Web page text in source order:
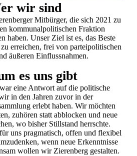
wir sind
Mitbürger, die sich 2021 zu
kommunalpolitischen Fraktion
haben. Unser Ziel ist es, das Beste
erreichen, frei von parteipolitischen
äußeren Einflussnahmen.
es uns gibt
eine Antwort auf die politische
in den Jahren zuvor in der
erlebt haben. Wir möchten
zuhören statt abblocken und neue
wo bisher Stillstand herrschte.
uns pragmatisch, offen und flexibel
wenn neue Erkenntnisse
wollen wir Zierenberg gestalten.